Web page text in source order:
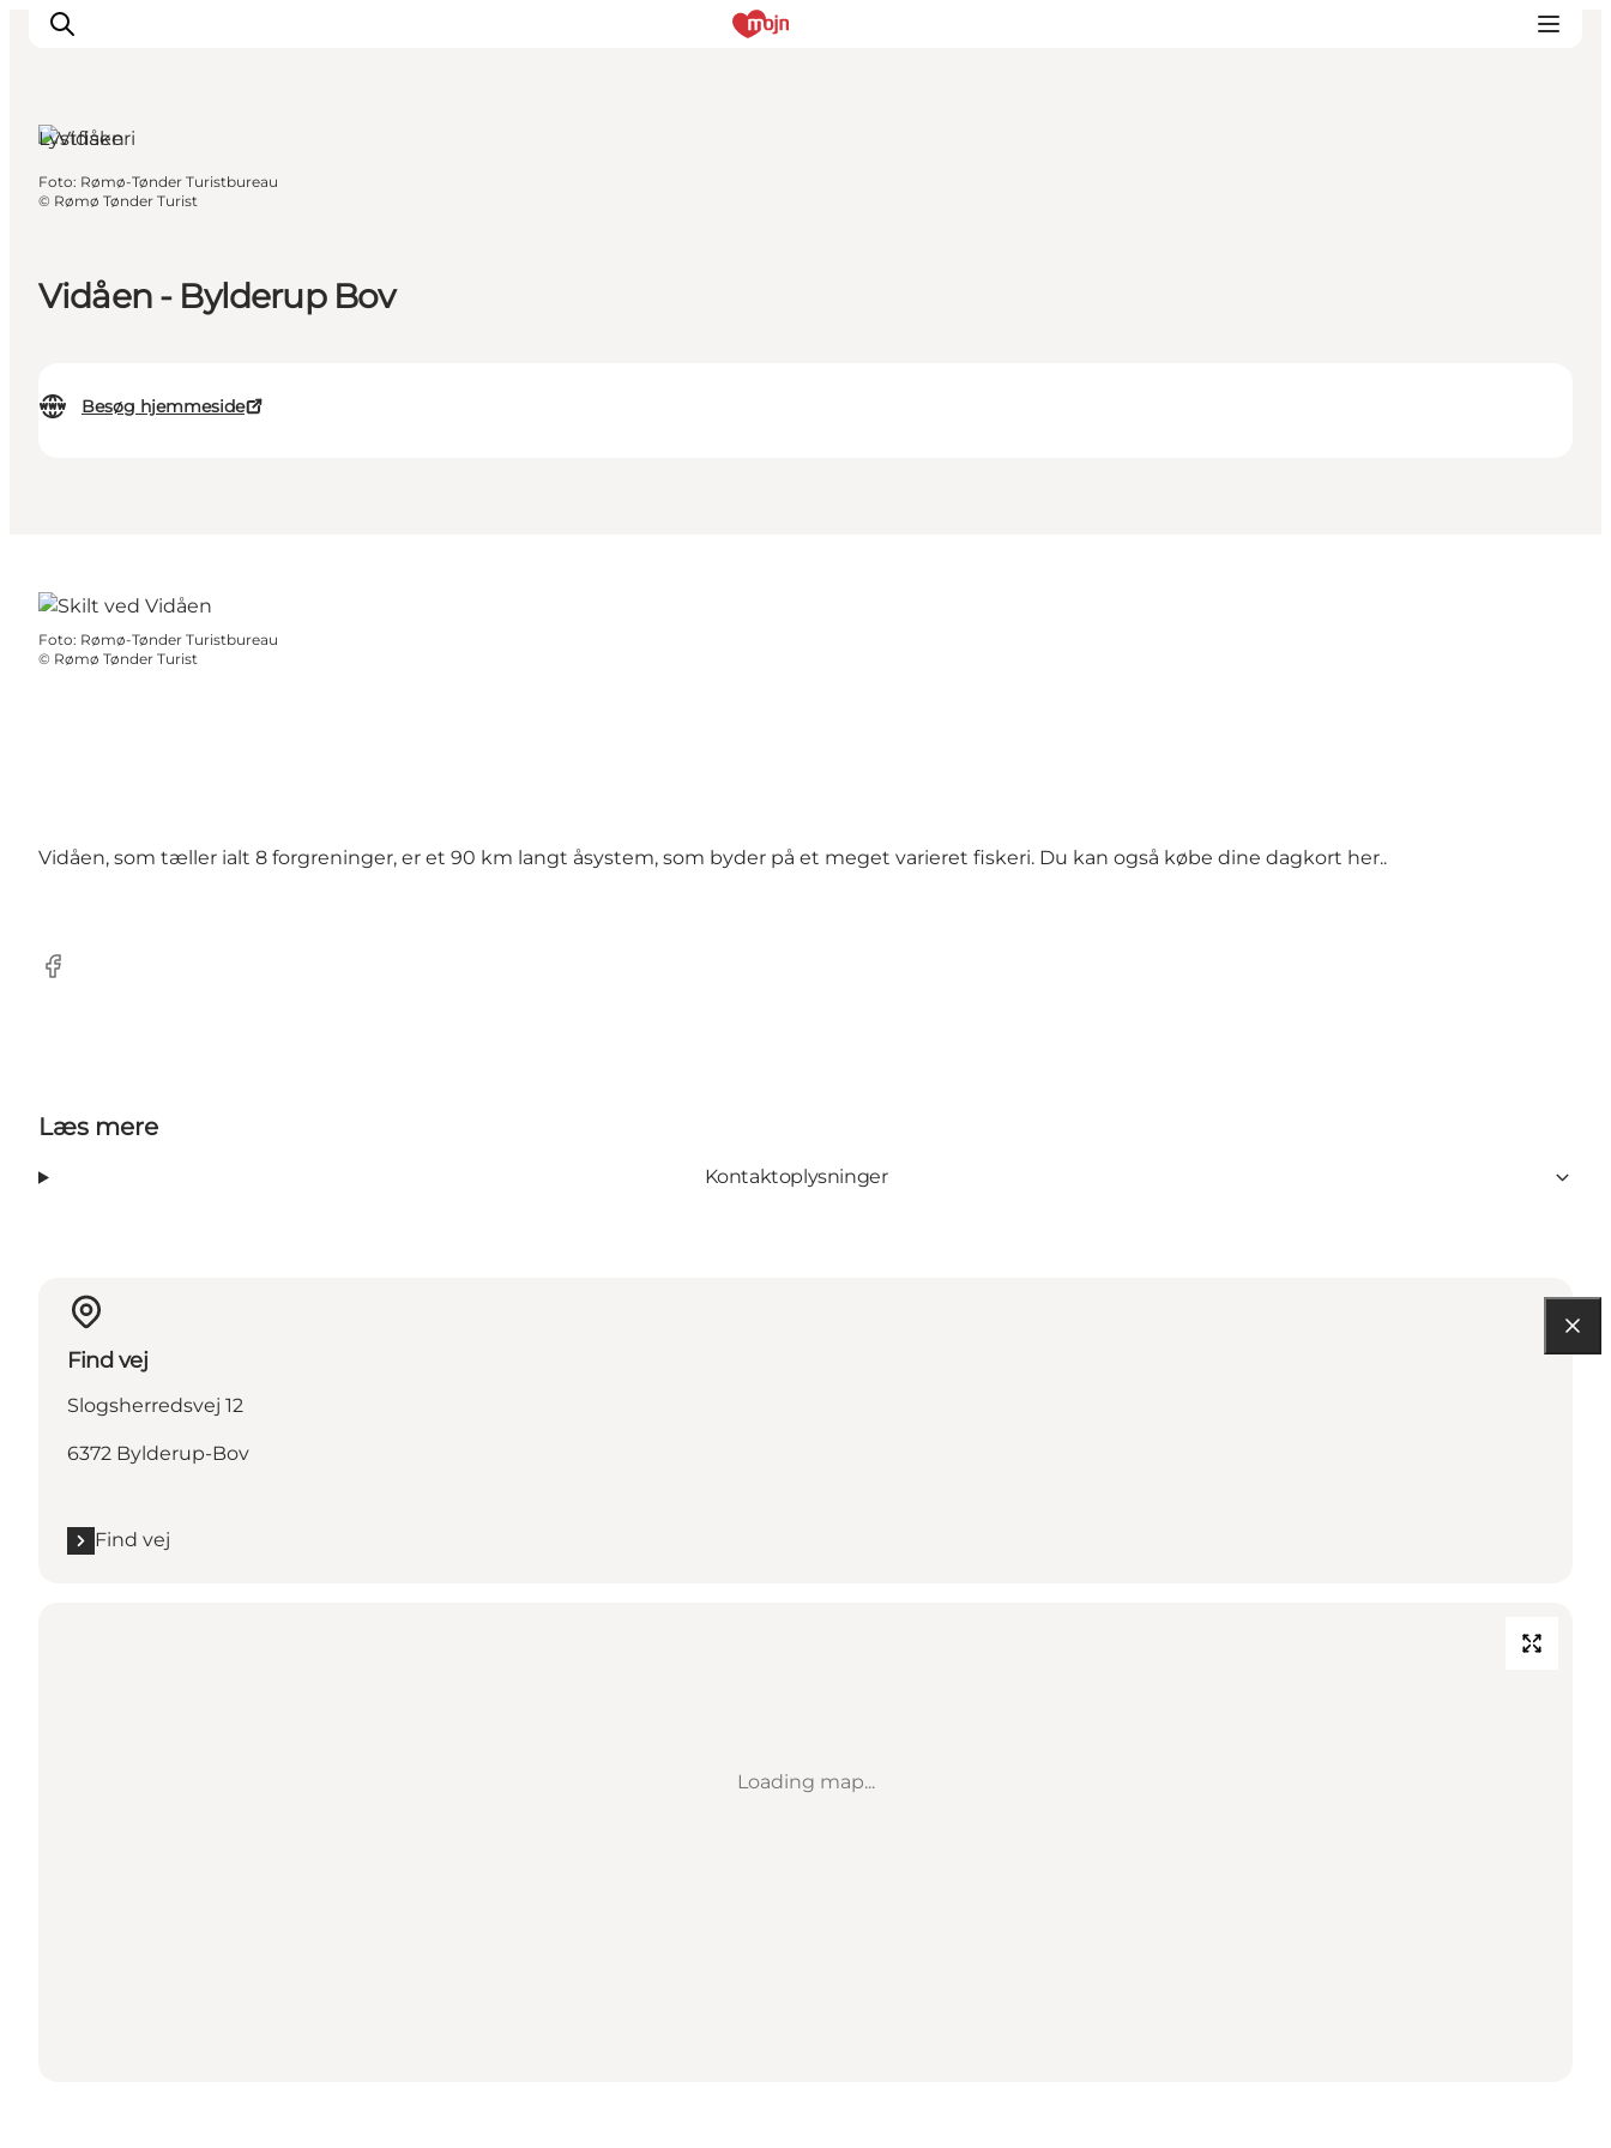
Oplevelser
Overnatning
Vidåen - Bylderup Bov
Besøg hjemmeside
Lystfiskeri
Foto: Rømø-Tønder Turistbureau
© Rømø Tønder Turist
Foto: Rømø-Tønder Turistbureau
© Rømø Tønder Turist
Vidåen, som tæller ialt 8 forgreninger, er et 90 km langt åsystem, som byder på et meget varieret fiskeri. Du kan også købe dine dagkort her..
Facebook
Læs mere
Kontaktoplysninger
Find vej
Slogsherredsvej 12
6372 Bylderup-Bov
Find vej
Loading map...